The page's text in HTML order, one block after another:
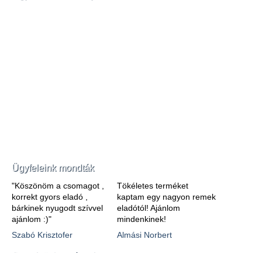
Ügyfeleink mondták
"Köszönöm a csomagot ,
korrekt gyors eladó ,
bárkinek nyugodt szívvel
ajánlom :)"
Szabó Krisztofer
Tökéletes terméket
kaptam egy nagyon remek
eladótól! Ajánlom
mindenkinek!
Almási Norbert